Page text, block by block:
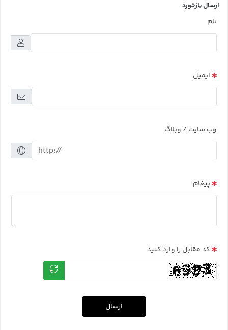
ارسال بازخورد
نام
ایمیل
وب سایت / وبلاگ
پیغام
کد مقابل را وارد کنید
ارسال